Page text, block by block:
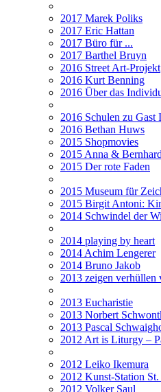
2017 Marek Poliks
2017 Eric Hattan
2017 Büro für ...
2017 Barthel Bruyn
2016 Street Art-Projekt
2016 Kurt Benning
2016 Über das
2016 Schulen zu Gast
2016 Bethan Huws
2015 Shopmovies
2015 Anna &
2015 Der rote Faden
2015 Museum für
2015 Birgit Antoni:
2014 Schwindel der
2014 playing by heart
2014 Achim Lengerer
2014 Bruno Jakob
2013 zeigen verhüllen
2013 Eucharistie
2013 Norbert
2013 Pascal
2012 Art is Liturgy –
2012 Leiko Ikemura
2012 Kunst-Station St.
2012 Volker Saul